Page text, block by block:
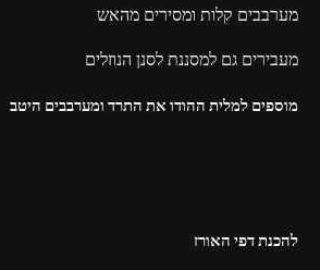
מערבבים קלות ומסירים מהאש
מעבירים גם למסננת לסנן הנוזלים
מוספים למלית ההודו את התרד ומערבבים היטב
להכנת דפי האורז